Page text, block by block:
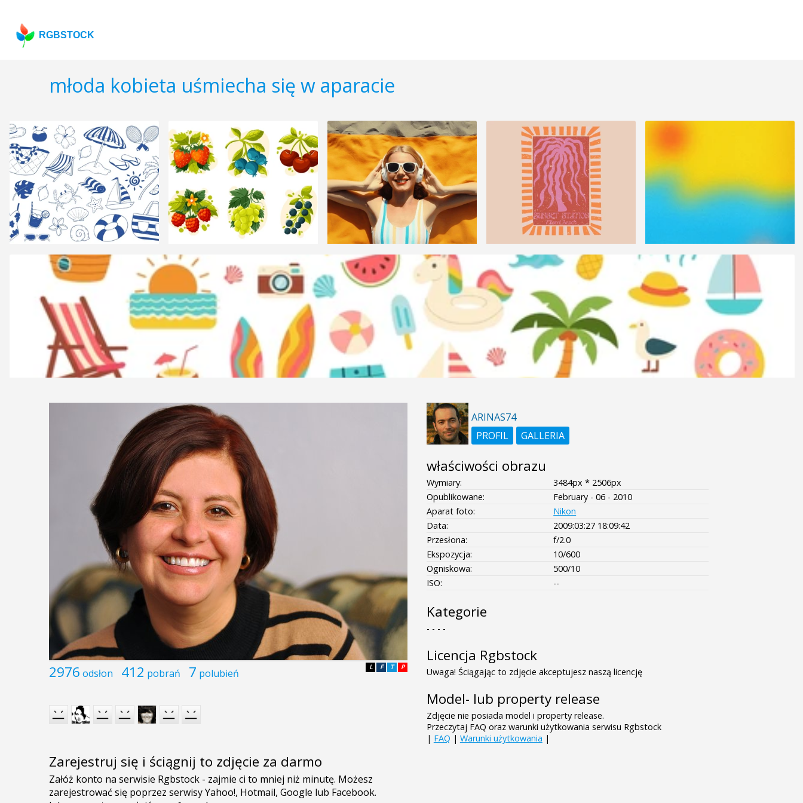
RGBSTOCK
młoda kobieta uśmiecha się w aparacie
2976 odsłon 412 pobrań 7 polubień P
T
F
L
Zarejestruj się i ściągnij to zdjęcie za darmo
ARINAS74
PROFIL
GALLERIA
właściwości obrazu
Wymiary:
3484px * 2506px
Opublikowane:
February - 06 - 2010
Aparat foto:
Nikon
Data:
2009:03:27 18:09:42
Przesłona:
f/2.0
Ekspozycja:
10/600
Ogniskowa:
500/10
ISO:
--
Kategorie
- - - -
Licencja Rgbstock
Uwaga! Ściągając to zdjęcie akceptujesz naszą licencję
Model- lub property release
Zdjęcie nie posiada model i property release.
Przeczytaj FAQ oraz warunki użytkowania serwisu Rgbstock
| FAQ | Warunki użytkowania |